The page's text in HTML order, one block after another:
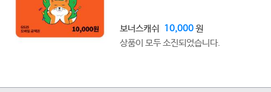
보너스캐쉬 10,000원
상품이 모두 소진되었습니다.